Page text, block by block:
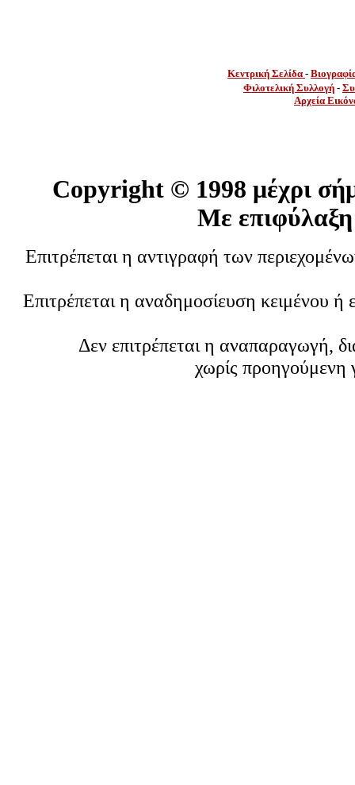
Κεντρική Σελίδα -
Φιλοτελική Συλλογή -
Αρχεία
Copyright © 1998 μέχρι
Με επιφύλαξη
Επιτρέπεται η αντιγραφή των
Επιτρέπεται η αναδημοσίευση κειμένου
Δεν επιτρέπεται η αναπαραγωγή,
χωρίς προηγούμενη